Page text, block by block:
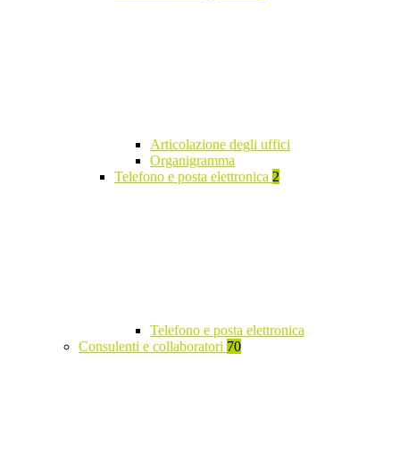
Articolazione degli uffici
Organigramma
Telefono e posta elettronica 2
Telefono e posta elettronica
Consulenti e collaboratori 70